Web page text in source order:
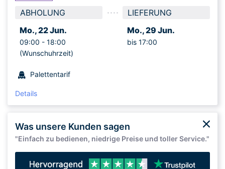
ABHOLUNG
Mo., 22 Jun.
09:00 - 18:00
(Wunschuhrzeit)
LIEFERUNG
Mo., 29 Jun.
bis 17:00
Palettentarif
Details
Was unsere Kunden sagen
"Einfach zu bedienen, niedrige Preise und toller Service."